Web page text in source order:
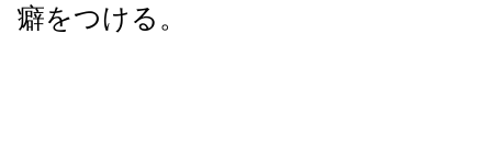
癖をつける。